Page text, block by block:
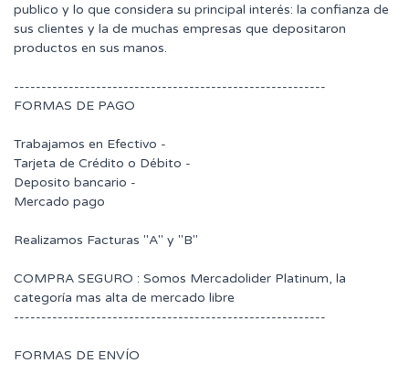
publico y lo que considera su principal interés: la confianza de
sus clientes y la de muchas empresas que depositaron
productos en sus manos.
---------------------------------------------------------
FORMAS DE PAGO
Trabajamos en Efectivo -
Tarjeta de Crédito o Débito -
Deposito bancario -
Mercado pago
Realizamos Facturas "A" y "B"
COMPRA SEGURO : Somos Mercadolider Platinum, la
categoría mas alta de mercado libre
---------------------------------------------------------
FORMAS DE ENVÍO